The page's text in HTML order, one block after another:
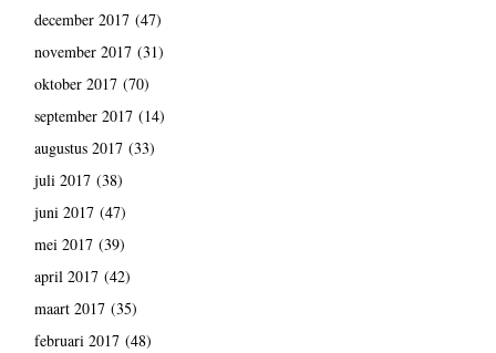
december 2017(47)
november 2017(31)
oktober 2017(70)
september 2017(14)
augustus 2017(33)
juli 2017(38)
juni 2017(47)
mei 2017(39)
april 2017(42)
maart 2017(35)
februari 2017(48)